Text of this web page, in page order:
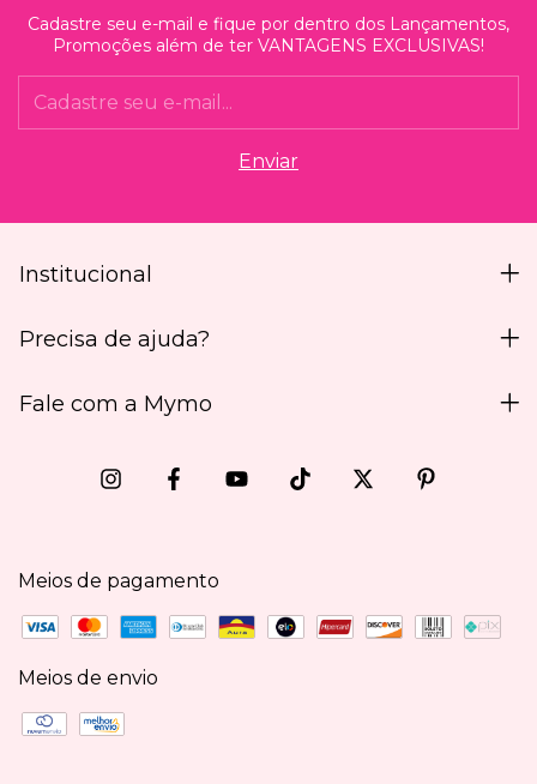
Cadastre seu e-mail e fique por dentro dos Lançamentos,
Promoções além de ter VANTAGENS EXCLUSIVAS!
Institucional
Precisa de ajuda?
Fale com a Mymo
Meios de pagamento
Meios de envio